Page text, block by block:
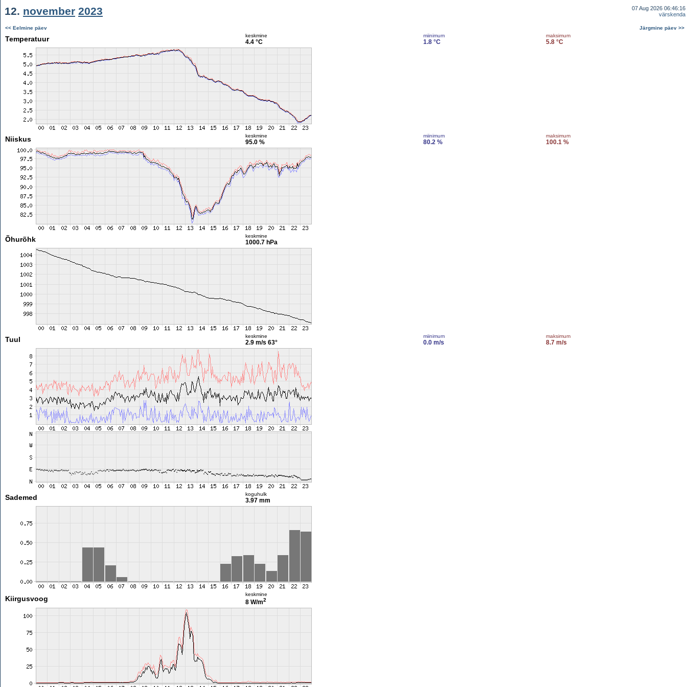
12. november 2023
07 Aug 2026 06:46:16
värskenda
<< Eelmine päev Järgmine päev >>
Temperatuur keskmine
4.4 °C
miinimum
1.8 °C
maksimum
5.8 °C
Niiskus keskmine
95.0 %
miinimum
80.2 %
maksimum
100.1 %
Õhurõhk keskmine
1000.7 hPa
Tuul keskmine
2.9 m/s 63°
miinimum
0.0 m/s
maksimum
8.7 m/s
Sademed koguhulk
3.97 mm
Kiirgusvoog
keskmine
8 W/m2